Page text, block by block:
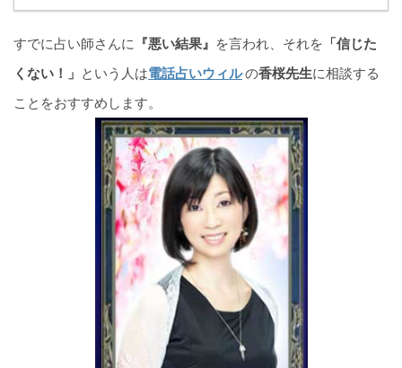
すでに占い師さんに 『悪い結果』 を言われ、それを 「信じた
くない！」 という人は電話占いウィルの香桜先生に相談する
ことをおすすめします。